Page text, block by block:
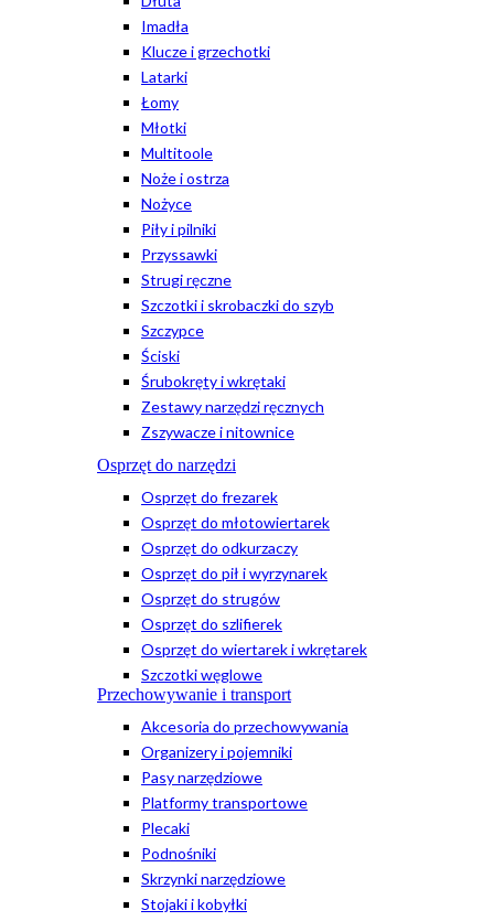
Imadła
Klucze i grzechotki
Latarki
Łomy
Młotki
Multitoole
Noże i ostrza
Nożyce
Piły i pilniki
Przyssawki
Strugi ręczne
Szczotki i skrobaczki do szyb
Szczypce
Ściski
Śrubokręty i wkrętaki
Zestawy narzędzi ręcznych
Zszywacze i nitownice
Osprzęt do narzędzi
Osprzęt do frezarek
Osprzęt do młotowiertarek
Osprzęt do odkurzaczy
Osprzęt do pił i wyrzynarek
Osprzęt do strugów
Osprzęt do szlifierek
Osprzęt do wiertarek i wkrętarek
Szczotki węglowe
Przechowywanie i transport
Akcesoria do przechowywania
Organizery i pojemniki
Pasy narzędziowe
Platformy transportowe
Plecaki
Podnośniki
Skrzynki narzędziowe
Stojaki i kobyłki